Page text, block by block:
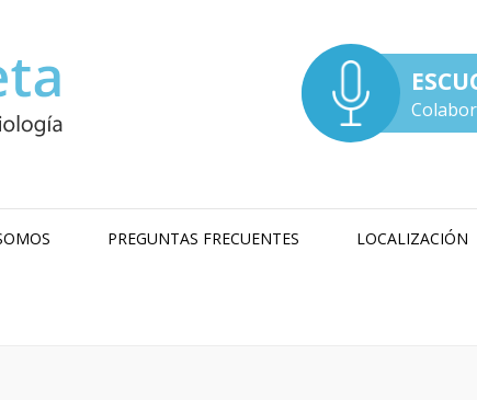
PREGUNTAS FRECUENTES LOCALIZACIÓN